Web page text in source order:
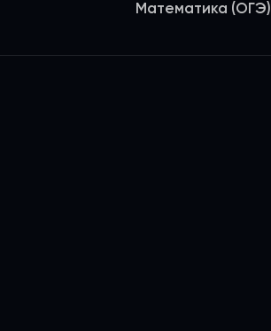
Математика (ОГЭ)